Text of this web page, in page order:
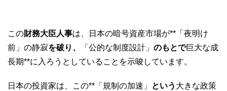
この財務大臣人事は、日本の暗号資産市場が**「夜明け
前」の静寂を破り、 「公的な制度設計」 のもとで巨大な成
長期**に入ろうとしていることを示唆しています。
日本の投資家は、この**「規制の加速」 という 大きな政策